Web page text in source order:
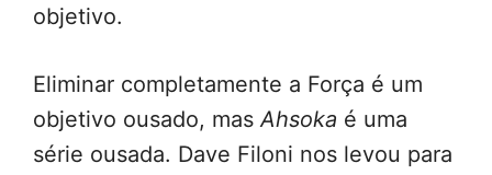
objetivo.
Eliminar completamente a Força é um
objetivo ousado, masAhsoka é uma
série ousada. Dave Filoni nos levou para